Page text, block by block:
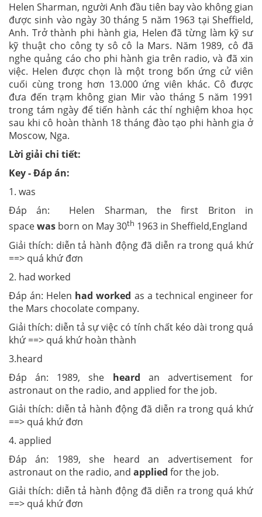
Helen Sharman, người Anh đầu tiên bay vào không gian
được sinh vào ngày 30 tháng 5 năm 1963 tại Sheffield,
Anh. Trở thành phi hành gia, Helen đã từng làm kỹ sư
kỹ thuật cho công ty sô cô la Mars. Năm 1989, cô đã
nghe quảng cáo cho phi hành gia trên radio, và đã xin
việc. Helen được chọn là một trong bốn ứng cử viên
cuối cùng trong hơn 13.000 ứng viên khác. Cô được
đưa đến trạm không gian Mir vào tháng 5 năm 1991
trong tám ngày để tiến hành các thí nghiệm khoa học
sau khi cô hoàn thành 18 tháng đào tạo phi hành gia ở
Moscow, Nga.
Lời giải chi tiết:
Key - Đáp án:
1. was
Đáp án: Helen Sharman, the first Briton in
spacewas born on May 30th 1963 in Sheffield,England
Giải thích: diễn tả hành động đã diễn ra trong quá khứ
==> quá khứ đơn
2. had worked
Đáp án: Helen had worked as a technical engineer for
the Mars chocolate company.
Giải thích: diễn tả sự việc có tính chất kéo dài trong quá
khứ ==> quá khứ hoàn thành
3.heard
Đáp án: 1989, she heard an advertisement for
astronaut on the radio, and applied for the job.
Giải thích: diễn tả hành động đã diễn ra trong quá khứ
==> quá khứ đơn
4. applied
Đáp án: 1989, she heard an advertisement for
astronaut on the radio, and applied for the job.
Giải thích: diễn tả hành động đã diễn ra trong quá khứ
==> quá khứ đơn